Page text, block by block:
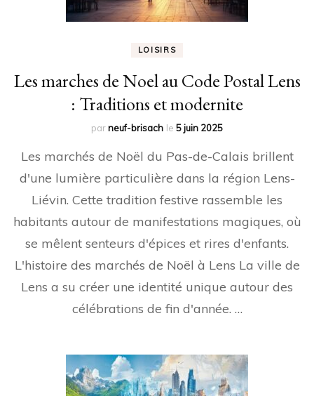
LOISIRS
Les marches de Noel au Code Postal Lens
: Traditions et modernite
parneuf-brisach le 5 juin 2025
Les marchés de Noël du Pas-de-Calais brillent
d'une lumière particulière dans la région Lens-
Liévin. Cette tradition festive rassemble les
habitants autour de manifestations magiques, où
se mêlent senteurs d'épices et rires d'enfants.
L'histoire des marchés de Noël à Lens La ville de
Lens a su créer une identité unique autour des
célébrations de fin d'année. …